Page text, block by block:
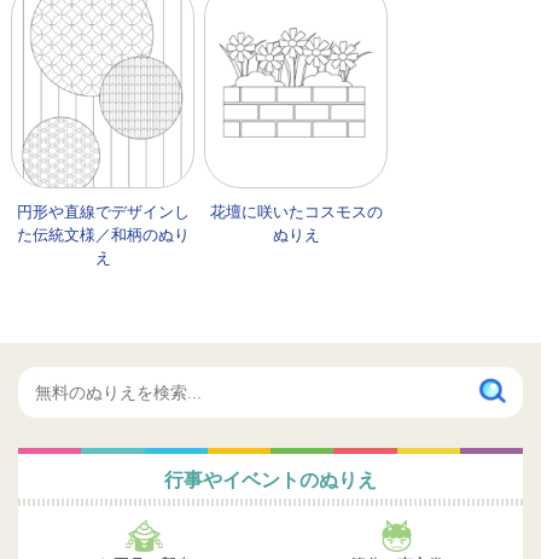
円形や直線でデザインし
た伝統文様／和柄のぬり
え
花壇に咲いたコスモスの
ぬりえ
行事やイベントのぬりえ